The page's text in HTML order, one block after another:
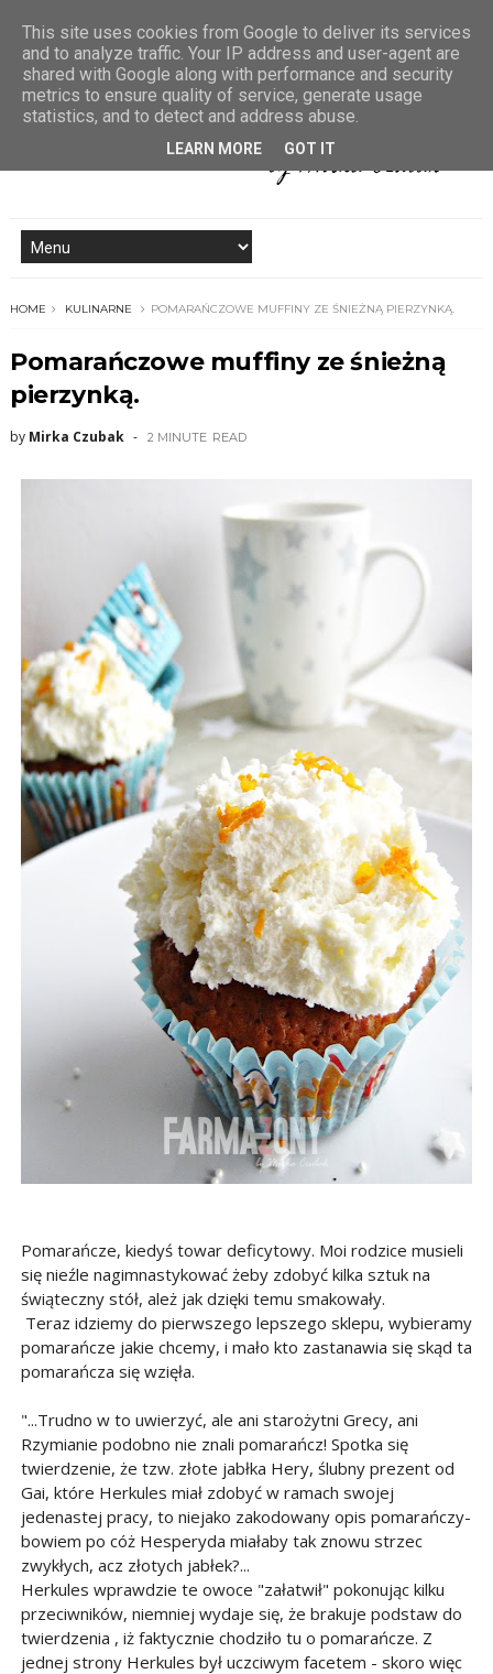
HOME KULINARNE POMARAŃCZOWE MUFFINY ZE ŚNIEŻNĄ PIERZYNKĄ.
Pomarańczowe muffiny ze śnieżną
pierzynką.
by Mirka Czubak 2 MINUTE READ
Pomarańcze, kiedyś towar deficytowy. Moi rodzice musieli
się nieźle nagimnastykować żeby zdobyć kilka sztuk na
świąteczny stół, ależ jak dzięki temu smakowały.
Teraz idziemy do pierwszego lepszego sklepu, wybieramy
pomarańcze jakie chcemy, i mało kto zastanawia się skąd ta
pomarańcza się wzięła.
"...Trudno w to uwierzyć, ale ani starożytni Grecy, ani
Rzymianie podobno nie znali pomarańcz! Spotka się
twierdzenie, że tzw. złote jabłka Hery, ślubny prezent od
Gai, które Herkules miał zdobyć w ramach swojej
jedenastej pracy, to niejako zakodowany opis pomarańczy-
bowiem po cóż Hesperyda miałaby tak znowu strzec
zwykłych, acz złotych jabłek?...
Herkules wprawdzie te owoce "załatwił" pokonując kilku
przeciwników, niemniej wydaje się, że brakuje podstaw do
twierdzenia , iż faktycznie chodziło tu o pomarańcze. Z
jednej strony Herkules był uczciwym facetem - skoro więc
This site uses cookies from Google to deliver its services
and to analyze traffic. Your IP address and user-agent are
shared with Google along with performance and security
metrics to ensure quality of service, generate usage
statistics, and to detect and address abuse.
LEARN MORE GOT IT